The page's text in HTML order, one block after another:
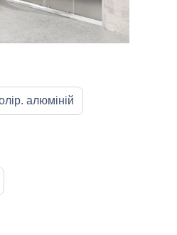
алюміній